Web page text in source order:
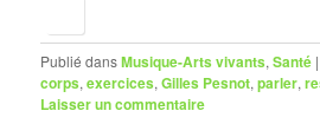
Publié dansMusique-Arts vivants,Santé |
corps,exercices,Gilles Pesnot,parler,
Laisser un commentaire